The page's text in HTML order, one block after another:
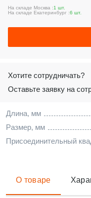
Длина, мм
Размер, мм
Присоединительный
На складе Москва :1 шт.
На складе Екатеринбург :6 шт.
Хотите сотрудничать?
Оставьте заявку на
О товаре